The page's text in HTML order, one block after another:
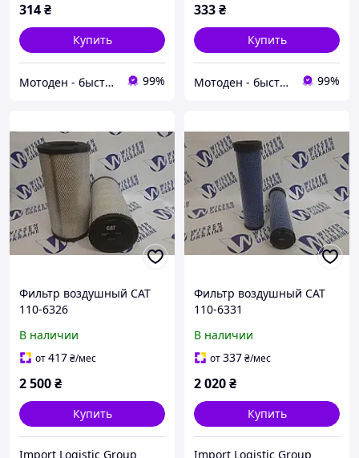
314₴
Купить
Мотоден - быстро и надёжно 99%
333₴
Купить
Мотоден - быстро и надёжно 99%
Фильтр воздушный CAT
110-6326
В наличии
от417₴/мес
2 500₴
Купить
Import Logistic Group
Фильтр воздушный CAT
110-6331
В наличии
от337₴/мес
2 020₴
Купить
Import Logistic Group